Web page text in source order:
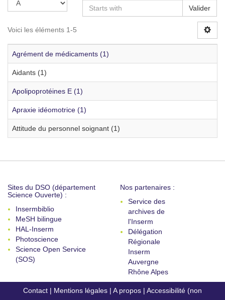
Valider
Voici les éléments 1-5
Agrément de médicaments (1)
Aidants (1)
Apolipoprotéines E (1)
Apraxie idéomotrice (1)
Attitude du personnel soignant (1)
Sites du DSO (département
Science Ouverte) :
Insermbiblio
MeSH bilingue
HAL-Inserm
Photoscience
Science Open Service
(SOS)
Nos partenaires :
Service des
archives de
l'Inserm
Délégation
Régionale
Inserm
Auvergne
Rhône Alpes
Contact | Mentions légales | A propos | Accessibilité (non